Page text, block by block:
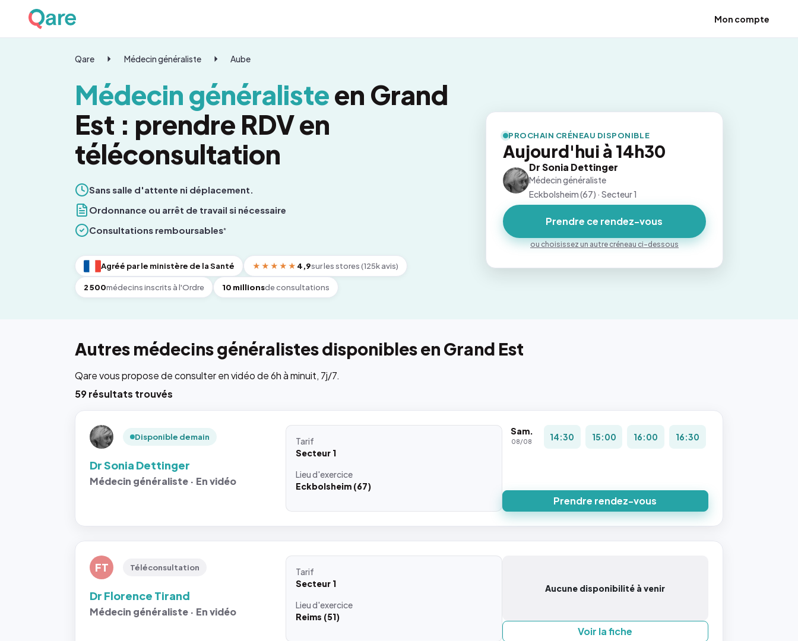
Mon compte
Qare Médecin généraliste Aube
Médecin généralisteen Grand
Est : prendre RDV en
téléconsultation
Sans salle d'attente ni déplacement.
Ordonnance ou arrêt de travail si nécessaire
Consultations remboursables*
Agréé par le ministère de la Santé ★★★★★ 4,9sur les stores (125k avis)
2 500médecins inscrits à l'Ordre 10 millionsde consultations
PROCHAIN CRÉNEAU DISPONIBLE
Aujourd'hui à 14h30
Dr Sonia Dettinger
Médecin généraliste
Eckbolsheim (67) · Secteur 1
Prendre ce rendez-vous
ou choisissez un autre créneau ci-dessous
Autres médecins généralistes disponibles en Grand Est
Qare vous propose de consulter en vidéo de 6h à minuit, 7j/7.
59 résultats trouvés
Disponible demain
Dr Sonia Dettinger
Médecin généraliste · En vidéo
Tarif
Secteur 1
Lieud'exercice
Eckbolsheim (67)
Sam.
08/08 14:30 15:00 16:00 16:30
Prendre rendez-vous
FT Téléconsultation
Dr Florence Tirand
Médecin généraliste · En vidéo
Tarif
Secteur 1
Lieud'exercice
Reims (51)
Aucune disponibilité à venir
Voir la fiche